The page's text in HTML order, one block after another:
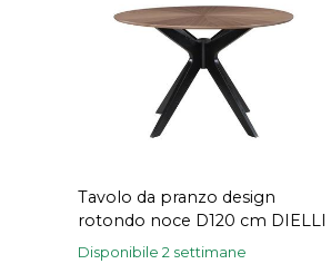
Tavolo da pranzo design
rotondo noce D120 cm DIELLI
Disponibile 2 settimane